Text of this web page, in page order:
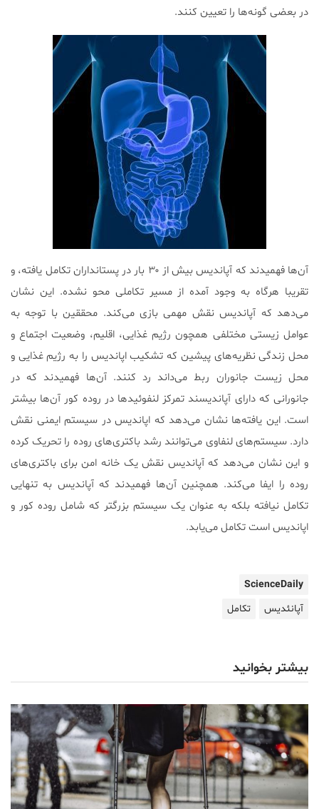
در بعضی گونه‌ها را تعیین کنند.
آن‌ها فهمیدند که آپاندیس بیش از ۳۰ بار در پستانداران تکامل یافته، و
تقریبا هرگاه به وجود آمده از مسیر تکاملی محو نشده. این نشان
می‌دهد که آپاندیس نقش مهمی بازی می‌کند. محققین با توجه به
عوامل زیستی مختلفی همچون رژیم غذایی، اقلیم، وضعیت اجتماع و
محل زندگی نظریه‌های پیشین که تشکیب اپاندیس را به رژیم غذایی و
محل زیست جانوران ربط می‌داند رد کنند. آن‌ها فهمیدند که در
جانورانی که دارای آپاندیسند تمرکز لنفوئیدها در روده کور آن‌ها بیشتر
است. این یافته‌ها نشان می‌دهد که اپاندیس در سیستم ایمنی نقش
دارد. سیستم‌های لنفاوی می‌توانند رشد باکتری‌های روده را تحریک کرده
و این نشان می‌دهد که آپاندیس نقش یک خانه امن برای باکتری‌های
روده را ایفا می‌کند. همچنین آن‌ها فهمیدند که آپاندیس به تنهایی
تکامل نیافته بلکه به عنوان یک سیستم بزرگتر که شامل روده کور و
اپاندیس است تکامل می‌یابد.
ScienceDaily
آپانئدیس
تکامل
بیشتر بخوانید